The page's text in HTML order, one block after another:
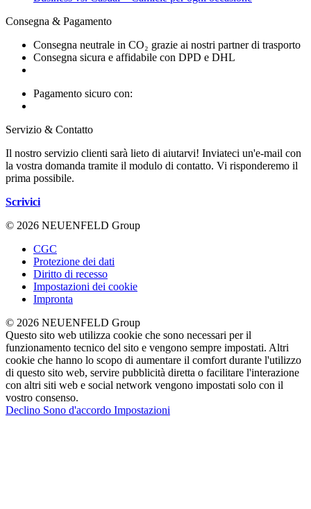
Consegna & Pagamento
Consegna neutrale in CO₂ grazie ai nostri partner di trasporto
Consegna sicura e affidabile con DPD e DHL
Pagamento sicuro con:
Servizio & Contatto
Il nostro servizio clienti sarà lieto di aiutarvi! Inviateci un'e-mail con
la vostra domanda tramite il modulo di contatto. Vi risponderemo il
prima possibile.
Scrivici
© 2026 NEUENFELD Group
CGC
Protezione dei dati
Diritto di recesso
Impostazioni dei cookie
Impronta
© 2026 NEUENFELD Group
Questo sito web utilizza cookie che sono necessari per il
funzionamento tecnico del sito e vengono sempre impostati. Altri
cookie che hanno lo scopo di aumentare il comfort durante l'utilizzo
di questo sito web, servire pubblicità diretta o facilitare l'interazione
con altri siti web e social network vengono impostati solo con il
vostro consenso.
Declino Sono d'accordo Impostazioni